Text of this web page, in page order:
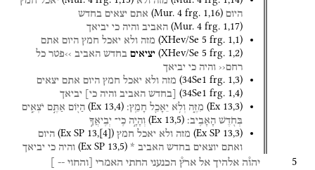
היום
(Mur. 4 frg. 1,16) אתם יצאים בחדש
(Mur. 4 frg. 1,17) האביב והיה כי יביאך
(XHev/Se 5 frg. 1,1) מזה ולא יאכל חמץ היום אתם
(XHev/Se 5 frg. 1,2) יציאים בחדש האביב ››פטר כל
רחם‹‹ והיה כי יביאך
(34Se1 frg. 1,3) מזה ולא יאכל חמץ היום אתם יצאים
(34Se1 frg. 1,4) [בחדש האביב והיה כי] יביאך
(Ex 13,3) מִזֶּ֑ה וְלֹ֥א יֵאָכֵ֖ל חָמֵֽץ׃ (Ex 13,4) הַיּ֖וֹם אַתֶּ֣ם יֹצְאִ֑ים
בְּחֹ֖דֶשׁ הָאָבִֽיב׃ (Ex 13,5) וְהָיָ֣ה כִֽי־ יְבִֽיאֲךָ֣
(Ex SP 13,3) מזה ולא יאכל חמץ (Ex SP 13,[4])
היום
ואתם יוצאים בחדש האביב *
(Ex SP 13,5) והיה כי יביאך
5 יהו֯ה אלהיך אל ארץ֯ הכנעני החתי האמרי [והחוי --